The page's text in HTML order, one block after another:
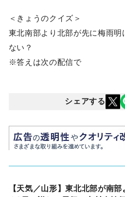
＜きょうのクイズ＞
東北南部より北部が先に梅雨
ない？
※答えは次の配信で
シェアする
【天気／山形】東北北部が南